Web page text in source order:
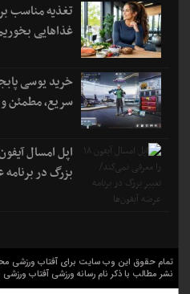
تغذیه مناسب
غذاهایی بخوریم؟
خرید یوسی
سریع، مطمئن و
بزرگ در برنامه
تمام حقوق این وب سایت برای آفتاب ورزشی
نشر مطالب با ذکر نام رسانه ورزشی آفتاب ورزشی